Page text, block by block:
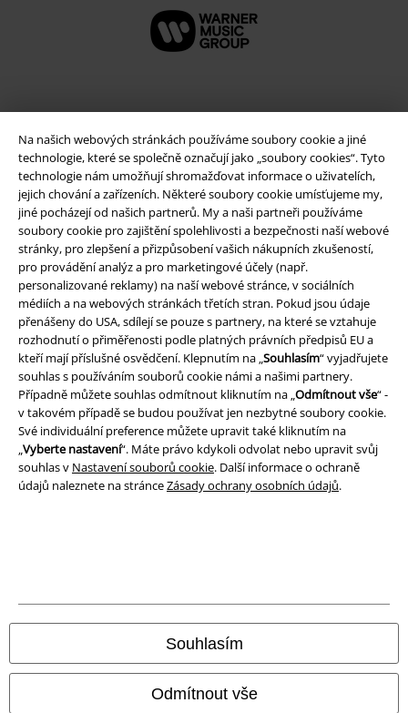
Na našich webových stránkách používáme soubory cookie a jiné
technologie, které se společně označují jako „soubory cookies“. Tyto
technologie nám umožňují shromažďovat informace o uživatelích,
jejich chování a zařízeních. Některé soubory cookie umísťujeme my,
jiné pocházejí od našich partnerů. My a naši partneři používáme
soubory cookie pro zajištění spolehlivosti a bezpečnosti naší webové
stránky, pro zlepšení a přizpůsobení vašich nákupních zkušeností,
pro provádění analýz a pro marketingové účely (např.
personalizované reklamy) na naší webové stránce, v sociálních
médiích a na webových stránkách třetích stran. Pokud jsou údaje
přenášeny do USA, sdílejí se pouze s partnery, na které se vztahuje
rozhodnutí o přiměřenosti podle platných právních předpisů EU a
kteří mají příslušné osvědčení. Klepnutím na „Souhlasím“ vyjadřujete
souhlas s používáním souborů cookie námi a našimi partnery.
Případně můžete souhlas odmítnout kliknutím na „Odmítnout vše“ -
v takovém případě se budou používat jen nezbytné soubory cookie.
Své individuální preference můžete upravit také kliknutím na
„Vyberte nastavení“. Máte právo kdykoli odvolat nebo upravit svůj
souhlas v Nastavení souborů cookie. Další informace o ochraně
údajů naleznete na stránceZásady ochrany osobních údajů.
Souhlasím
Odmítnout vše
Právní informace
Podmínky
Prohlášení
Ochrana osobních údajů
Likvidace odpadu a ochrana životního prostředí
Prohlášení o shodě
Informace o přístupnosti